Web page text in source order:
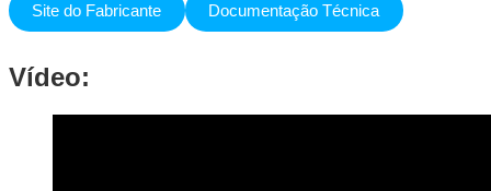
Site do Fabricante Documentação Técnica
Vídeo: